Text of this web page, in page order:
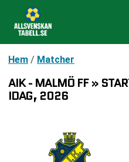
Hem / Matcher
AIK - MALMÖ FF »
IDAG, 2026